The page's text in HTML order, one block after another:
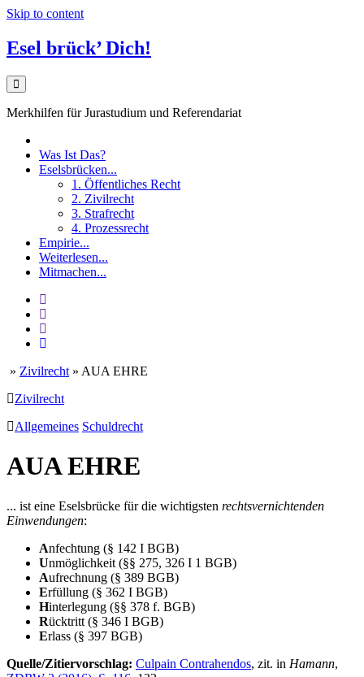
Skip to content
Esel brück’ Dich!
Merkhilfen für Jurastudium und Referendariat
Was Ist Das?
Eselsbrücken...
1. Öffentliches Recht
2. Zivilrecht
3. Strafrecht
4. Prozessrecht
Empirie...
Weiterlesen...
Mitmachen...
» Zivilrecht » AUA EHRE
Zivilrecht
Allgemeines Schuldrecht
AUA EHRE
... ist eine Eselsbrücke für die wichtigsten rechtsvernichtenden
Einwendungen:
Anfechtung (§ 142 I BGB)
Unmöglichkeit (§§ 275, 326 I 1 BGB)
Aufrechnung (§ 389 BGB)
Erfüllung (§ 362 I BGB)
Hinterlegung (§§ 378 f. BGB)
Rücktritt (§ 346 I BGB)
Erlass (§ 397 BGB)
Quelle/Zitiervorschlag: Culpain Contrahendos, zit. in Hamann,